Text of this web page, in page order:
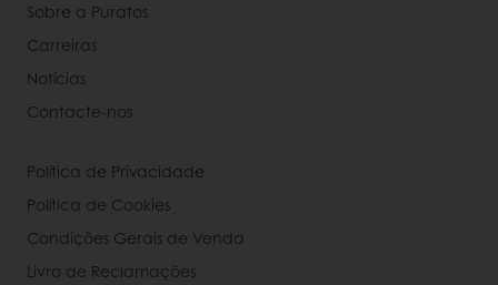
Sobre a Puratos
Carreiras
Notícias
Contacte-nos
Política de Privacidade
Política de Cookies
Condições Gerais de Venda
Livro de Reclamações